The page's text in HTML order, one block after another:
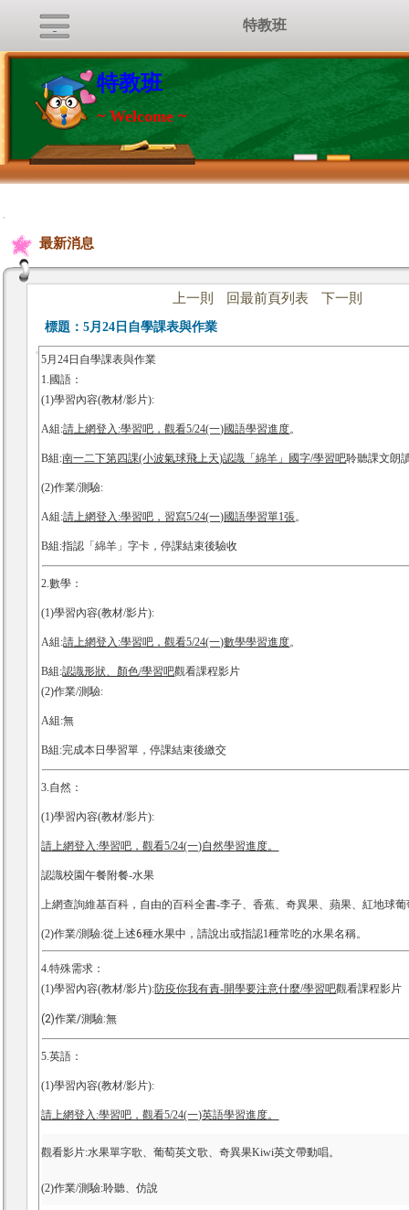
特教班
~ Welcome ~
:::
最新消息
上一則 回最前頁列表 下一則
標題：5月24日自學課表與作業
5月24日自學課表與作業
1.國語：
(1)學習內容(教材/影片):
A組:請上網登入:學習吧，觀看5/24(一)國語學習進度。
B組:南一二下第四課(小波氣球飛上天)認識「綿羊」國字/學習吧聆聽課文朗
(2)作業/測驗:
A組:請上網登入:學習吧，習寫5/24(一)國語學習單1張。
B組:指認「綿羊」字卡，停課結束後驗收
2.數學：
(1)學習內容(教材/影片):
A組:請上網登入:學習吧，觀看5/24(一)數學學習進度。
B組:認識形狀、顏色/學習吧觀看課程影片
(2)作業/測驗:
A組:無
B組:完成本日學習單，停課結束後繳交
3.自然：
(1)學習內容(教材/影片):
請上網登入:學習吧，觀看5/24(一)自然學習進度。
認識校園午餐附餐-水果
上網查詢維基百科，自由的百科全書-李子、香蕉、奇異果、蘋果、紅地球
(2)作業/測驗:從上述6種水果中，請說出或指認1種常吃的水果名稱。
4.特殊需求：
(1)學習內容(教材/影片):防疫你我有責-開學要注意什麼/學習吧觀看課程影片
(2)作業/測驗:無
5.英語 ：
(1)學習內容(教材/影片):
請上網登入:學習吧，觀看5/24(一)英語學習進度。
觀看影片:水果單字歌、葡萄英文歌、奇異果Kiwi英文帶動唱。
(2)作業/測驗:聆聽、仿說
特教班